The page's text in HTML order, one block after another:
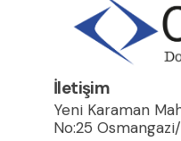
İletişim
Yeni Karaman
No:25